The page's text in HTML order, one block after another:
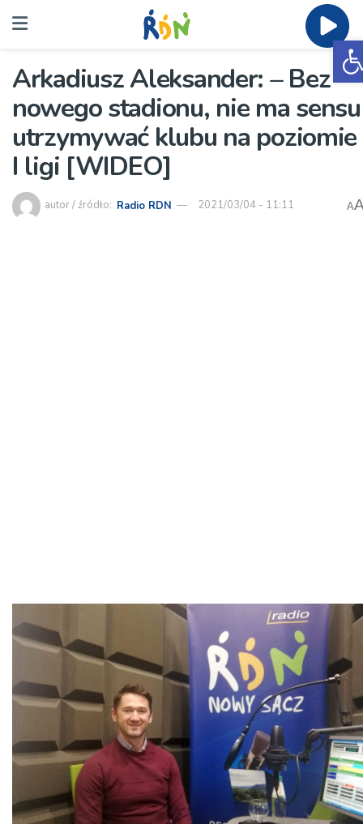
Arkadiusz Aleksander: – Bez
nowego stadionu, nie ma sensu
utrzymywać klubu na poziomie
I ligi [WIDEO]
autor / źródło: Radio RDN 2021/03/04 - 11:11 A